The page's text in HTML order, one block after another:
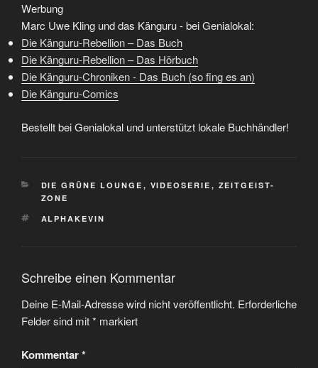
Werbung
Marc Uwe Kling und das Känguru - bei Genialokal:
Die Känguru-Rebellion – Das Buch
Die Känguru-Rebellion – Das Hörbuch
Die Känguru-Chroniken - Das Buch (so fing es an)
Die Känguru-Comics
Bestellt bei Genialokal und unterstützt lokale Buchhändler!
KATEGORIEN
DIE GRÜNE LOUNGE , VIDEOSERIE , ZEITGEIST-
ZONE
SCHLAGWÖRTER
ALPHAKEVIN
Schreibe einen Kommentar
Deine E-Mail-Adresse wird nicht veröffentlicht. Erforderliche
Felder sind mit* markiert
Kommentar*